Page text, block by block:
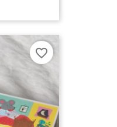
favorite_border